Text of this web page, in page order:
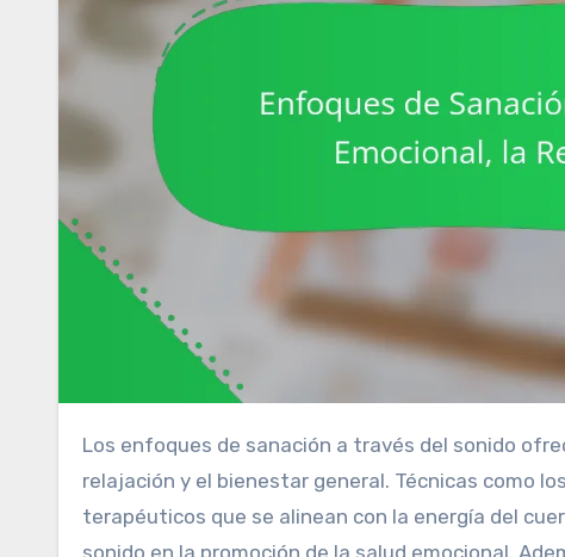
Los enfoques de sanación a través del sonido ofrecen métodos efectivos para la liberación emocional, la
relajación y el bienestar general. Técnicas como
terapéuticos que se alinean con la energía del